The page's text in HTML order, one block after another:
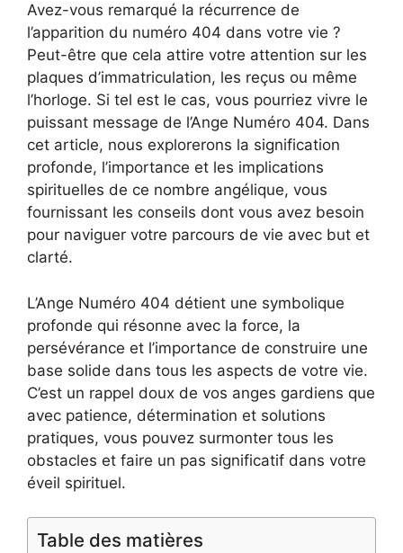
Avez-vous remarqué la récurrence de
l’apparition du numéro 404 dans votre vie ?
Peut-être que cela attire votre attention sur les
plaques d’immatriculation, les reçus ou même
l’horloge. Si tel est le cas, vous pourriez vivre le
puissant message de l’Ange Numéro 404. Dans
cet article, nous explorerons la signification
profonde, l’importance et les implications
spirituelles de ce nombre angélique, vous
fournissant les conseils dont vous avez besoin
pour naviguer votre parcours de vie avec but et
clarté.
L’Ange Numéro 404 détient une symbolique
profonde qui résonne avec la force, la
persévérance et l’importance de construire une
base solide dans tous les aspects de votre vie.
C’est un rappel doux de vos anges gardiens que
avec patience, détermination et solutions
pratiques, vous pouvez surmonter tous les
obstacles et faire un pas significatif dans votre
éveil spirituel.
Table des matières